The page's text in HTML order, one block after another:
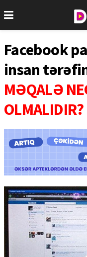
Facebook
insan
MƏQALƏ
OLMALIDIR?